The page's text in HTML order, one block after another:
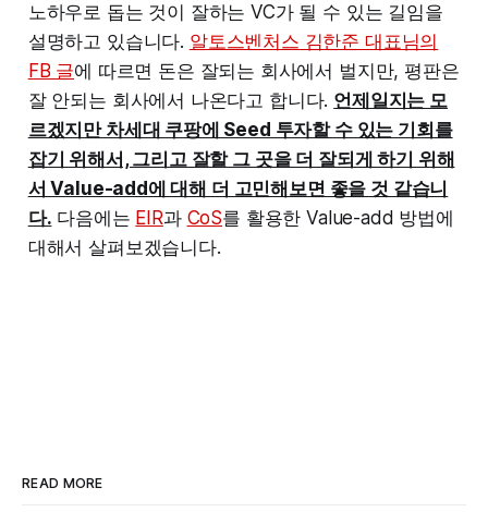
노하우로 돕는 것이 잘하는 VC가 될 수 있는 길임을
설명하고 있습니다. 알토스벤처스 김한준 대표님의
FB 글에 따르면 돈은 잘되는 회사에서 벌지만, 평판은
잘 안되는 회사에서 나온다고 합니다. 언제일지는 모
르겠지만 차세대 쿠팡에 Seed 투자할 수 있는 기회를
잡기 위해서, 그리고 잘할 그 곳을 더 잘되게 하기 위해
서 Value-add에 대해 더 고민해보면 좋을 것 같습니
다. 다음에는 EIR과 CoS를 활용한 Value-add 방법에
대해서 살펴보겠습니다.
READ MORE